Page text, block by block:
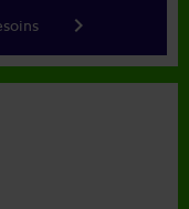
keyboard_arrow_right